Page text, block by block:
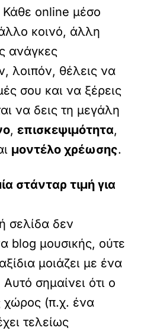
Κάθε online μέσο
κοινό, άλλη
ανάγκες
λοιπόν, θέλεις να
σου και να ξέρεις
να δεις τη μεγάλη
,επισκεψιμότητα,
μοντέλο χρέωσης.
στάνταρ τιμή για
σελίδα δεν
blog μουσικής, ούτε
μοιάζει με ένα
σημαίνει ότι ο
χώρος (π.χ. ένα
τελείως